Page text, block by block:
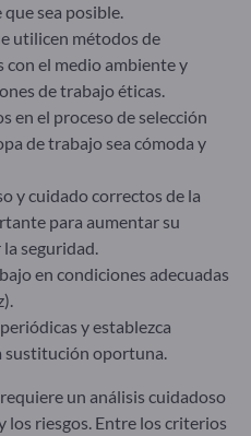
sea posible.
utilicen métodos de
el medio ambiente y
de trabajo éticas.
en el proceso de selección
de trabajo sea cómoda y
y cuidado correctos de la
para aumentar su
seguridad.
en condiciones adecuadas
y establezca
sustitución oportuna.
un análisis cuidadoso
los riesgos. Entre los criterios